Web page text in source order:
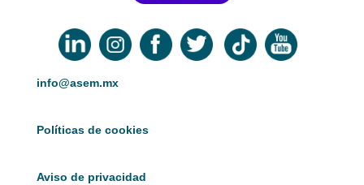
info@asem.mx
Políticas de cookies
Aviso de privacidad